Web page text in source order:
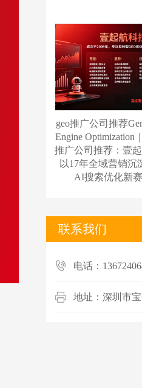
geo推广公司推荐
Engine Optimization
推广公司推荐：壹
以17年全域营销沉
AI搜索优化新
联系我们
电话：
地址：深圳市